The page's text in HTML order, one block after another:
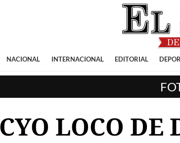
NACIONAL INTERNACIONAL EDITORIAL
LOCO DE